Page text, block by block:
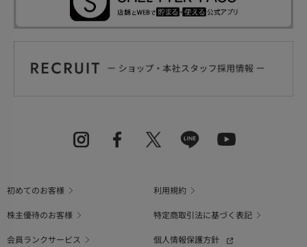
初めてのお客様
利用規約
株主優待のお客様
特定商取引法に基づく表記
会員ランクサービス
個人情報保護方針